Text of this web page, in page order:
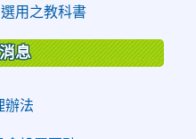
用之教科書
息
辦法